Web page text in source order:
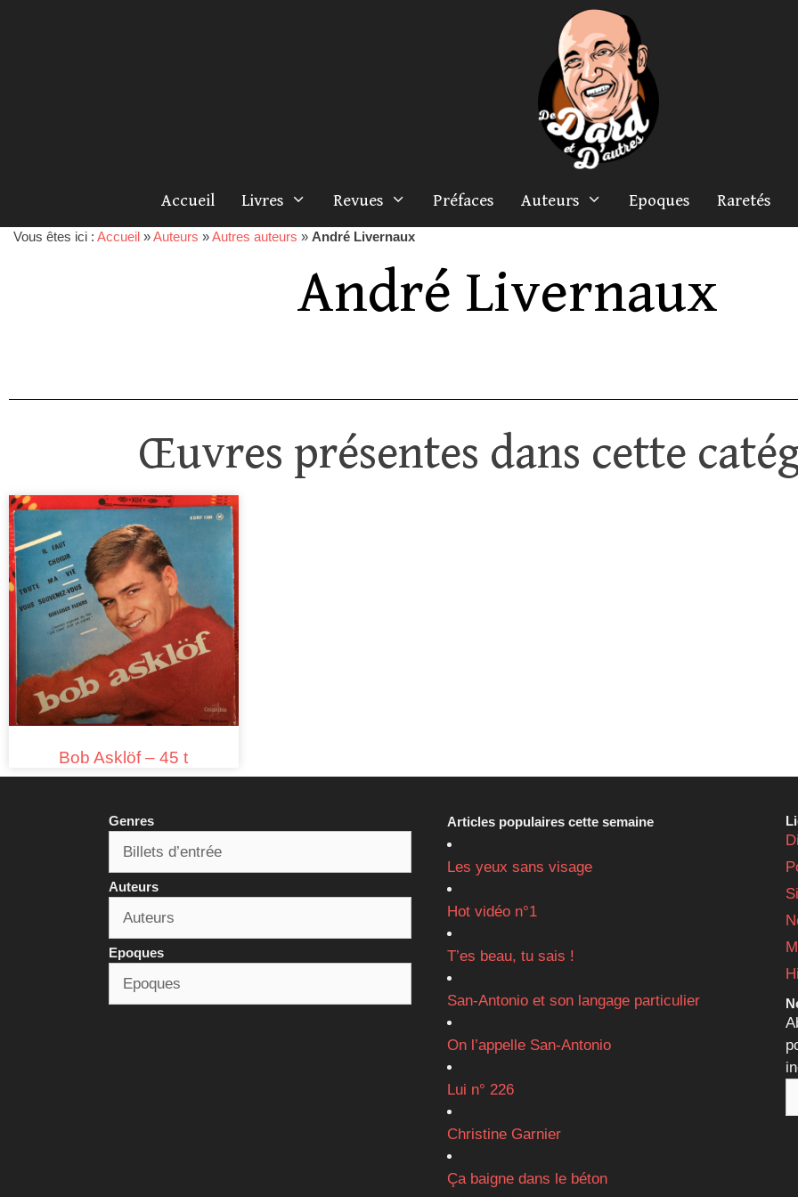
Accueil Livres Revues Préfaces Auteurs Epoques Raretés
Vous êtes ici : Accueil »Auteurs »Autres auteurs » André Livernaux
André Livernaux
Œuvres présentes dans cette
Bob Asklöf – 45 t
Genres
Auteurs
Epoques
Articles populaires cette semaine
Les yeux sans visage
Hot vidéo n°1
T’es beau, tu sais !
San-Antonio et son langage particulier
On l’appelle San-Antonio
Lui n° 226
Christine Garnier
Ça baigne dans le béton